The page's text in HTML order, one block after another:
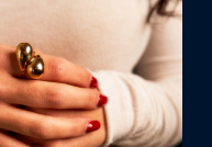
ed al riparo da luce
Va bene anche
scatolino.